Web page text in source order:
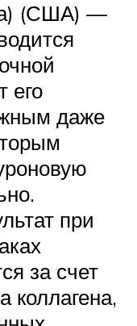
(США) —
его
даже
при
за счет
коллагена,